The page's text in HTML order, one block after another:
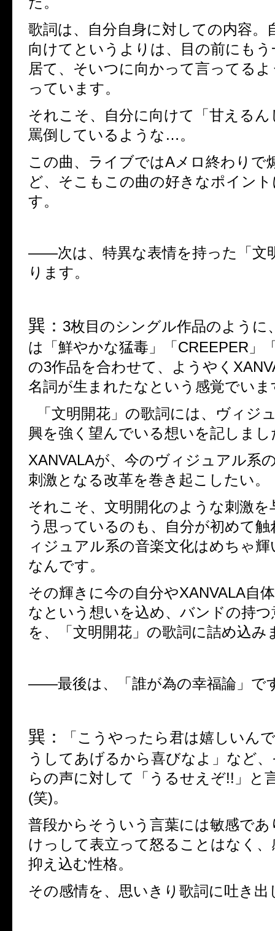
歌詞は、自分自身に対しての内容。
向けてというよりは、目の前にも
居て、そいつに向かって言ってる
っています。
それこそ、自分に向けて「甘える
罵倒しているような …。
この曲、ライブではAメロ終わりで
ど、そこもこの曲の好きなポイン
す。
――次は、特異な表情を持った「文
ります。
巽： 3枚目のシングル作品のように
は「鮮やかな猛毒」「 CREEPER 」
の3作品を合わせて、ようやく
名詞が生まれたなという感覚でいま
「文明開花」の歌詞には、ヴィジ
興を強く望んでいる想いを記しまし
XANVALAが、今のヴィジュアル系
刺激となる改革を巻き起こしたい。
それこそ、文明開化のような刺激
う思っているのも、自分が初めて
ィジュアル系の音楽文化はめちゃ
なんです。
その輝きに今の自分やXANVALA自
なという想いを込め、バンドの持つ
を、「文明開花」の歌詞に詰め込み
――最後は、「誰が為の幸福論」で
巽：
「こうやったら君は嬉しいん
うしてあげるから喜びなよ」など
らの声に対して「うるせえぞ!! 」と
(笑)。
普段からそういう言葉には敏感で
けっして表立って怒ることはなく
抑え込む性格。
その感情を、思いきり歌詞に吐き出